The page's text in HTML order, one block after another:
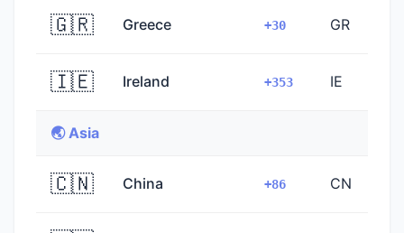
🇬🇷 Greece +30 GR
🇮🇪 Ireland +353 IE
🌏 Asia
🇨🇳 China +86 CN